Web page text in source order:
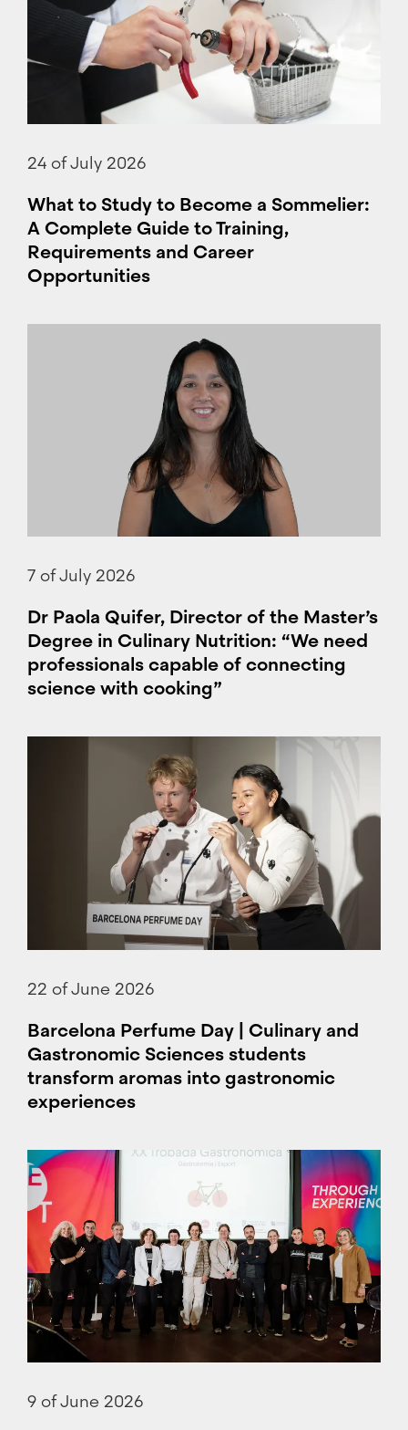
24 of July 2026
What to Study to Become a Sommelier:
A Complete Guide to Training,
Requirements and Career
Opportunities
7 of July 2026
Dr Paola Quifer, Director of the Master’s
Degree in Culinary Nutrition: “We need
professionals capable of connecting
science with cooking”
22 of June 2026
Barcelona Perfume Day | Culinary and
Gastronomic Sciences students
transform aromas into gastronomic
experiences
9 of June 2026